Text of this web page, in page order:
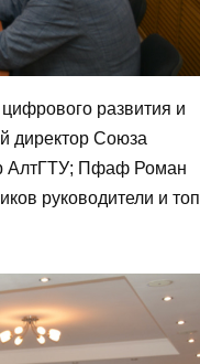
развития и
директор Союза
АлтГТУ; Пфаф Роман
руководители и топ